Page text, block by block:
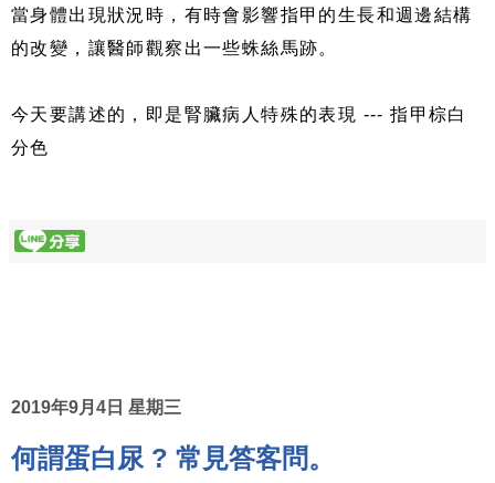
當身體出現狀況時，有時會影響指甲的生長和週邊結構
的改變，讓醫師觀察出一些蛛絲馬跡。
今天要講述的，即是腎臟病人特殊的表現 --- 指甲棕白
分色
2019年9月4日 星期三
何謂蛋白尿 ? 常見答客問。